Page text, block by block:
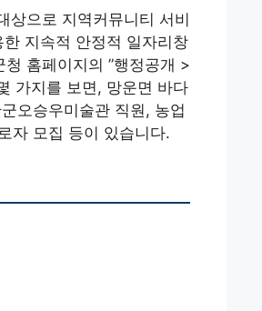
상으로 지역커뮤니티 서비
지속적 안정적 일자리창
홈페이지의 ”행정공개 >
가지를 보면, 망운면 바다
오승우미술관 직원, 농업
자 모집 등이 있습니다.